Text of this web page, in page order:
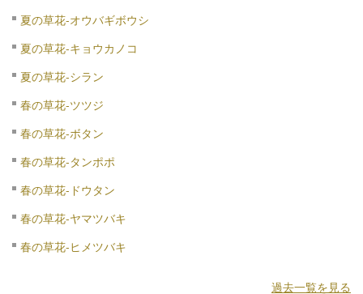
夏の草花-オウバギボウシ
夏の草花-キョウカノコ
夏の草花-シラン
春の草花-ツツジ
春の草花-ボタン
春の草花-タンポポ
春の草花-ドウタン
春の草花-ヤマツバキ
春の草花-ヒメツバキ
過去一覧を見る